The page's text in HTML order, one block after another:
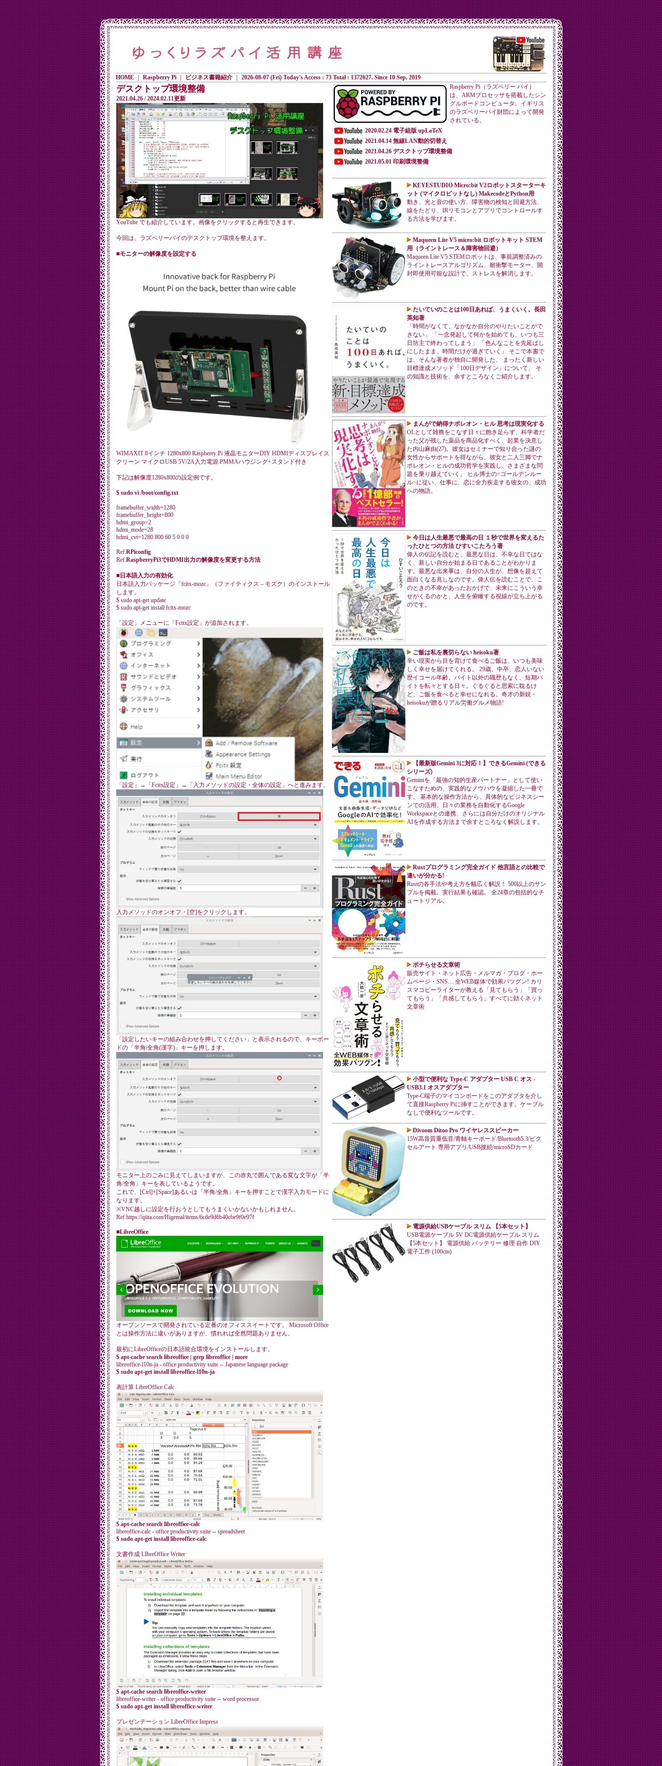
HOME｜ Raspberry Pi｜ ビジネス書籍紹介｜ 2026-08-07 (Fri) Today's Access : 73 Total : 1372627. Since 10 Sep. 2019
デスクトップ環境整備
2021.04.26 / 2024.02.11更新
YouTube でも紹介しています。画像をクリックすると再生できます。
今回は、ラズベリーパイのデスクトップ環境を整えます。
■モニターの解像度を設定する
WIMAXIT 8インチ 1280x800 Raspberry Pi 液晶モニターDIY HDMIディスプレイス
クリーン マイクロUSB 5V/2A入力電源 PMMAハウジング+スタンド付き
下記は解像度1280x800の設定例です。
$ sudo vi /boot/config.txt
framebuffer_width=1280
framebuffer_height=800
hdmi_group=2
hdmi_mode=28
hdmi_cvt=1280 800 60 5 0 0 0
Ref.RPiconfig
Ref.RaspberryPi3でHDMI出力の解像度を変更する方法
■日本語入力の有効化
日本語入力パッケージ「fcitx-mozc」（ファイティクス – モズク）のインストール
します。
$ sudo apt-get update
$ sudo apt-get install fcitx-mozc
「設定」メニューに「Fcitx設定」が追加されます。
「設定」→「Fcitx設定」→「入力メソッドの設定・全体の設定」へと進みます。
入力メソッドのオンオフ・[空]をクリックします。
「設定したいキーの組み合わせを押してください」と表示されるので、キーボー
ドの「半角/全角(漢字)」キーを押します。
モニター上のごみに見えてしまいますが、この赤丸で囲んである変な文字が「半
角/全角」キーを表しているようです。
これで、[Ctrl]+[Space]あるいは「半角/全角」キーを押すことで漢字入力モードに
なります。
※VNC越しに設定を行おうとしてもうまくいかないかもしれません。
Ref.https://qiita.com/Higemal/items/6cde9d6b40cbe9f0e97f
■LibreOffice
オープンソースで開発されている定番のオフィススイートです。 Microsoft Office
とは操作方法に違いがありますが、慣れれば全然問題ありません。
最初にLibreOfficeの日本語統合環境をインストールします。
$ apt-cache search libreoffice | grep libreoffice | more
libreoffice-l10n-ja - office productivity suite -- Japanese language package
$ sudo apt-get install libreoffice-l10n-ja
表計算 LibreOffice Calc
$ apt-cache search libreoffice-calc
libreoffice-calc - office productivity suite -- spreadsheet
$ sudo apt-get install libreoffice-calc
文書作成 LIbreOffice Writer
$ apt-cache search libreoffice-writer
libreoffice-writer - office productivity suite -- word processor
$ sudo apt-get install libreoffice-writer
プレゼンテーション LibreOffice Impress
Raspberry Pi（ラズベリー パイ）
は、ARMプロセッサを搭載したシン
グルボードコンピュータ。イギリス
のラズベリーパイ財団によって開発
されている。
2020.02.24 電子組版 upLaTeX
2021.04.14 無線LAN動的切替え
2021.04.26 デスクトップ環境整備
2021.05.01 印刷環境整備
KEYESTUDIO Micro:bit V2ロボットスターターキ
ット (マイクロビットなし) MakecodeとPython用
動き、光と音の使い方、障害物の検知と回避方法、
線をたどり、IRリモコンとアプリでコントロールす
る方法を学びます。
Maqueen Lite V5 micro:bit ロボットキット STEM
用（ライントレース＆障害物回避）
Maqueen Lite V5 STEMロボットは、事前調整済みの
ライントレースアルゴリズム、耐衝撃モーター、開
封即使用可能な設計で、ストレスを解消します。
たいていのことは100日あれば、うまくいく。長田
英知著
「時間がなくて、なかなか自分のやりたいことがで
きない」 「一念発起して何かを始めても、いつも三
日坊主で終わってしまう」 「色んなことを先延ばし
にしたまま、時間だけが過ぎていく」 そこで本書で
は、そんな著者が独自に開発した、 まったく新しい
目標達成メソッド「100日デザイン」について、 そ
の知識と技術を、余すところなくご紹介します。
まんがで納得ナポレオン・ヒル 思考は現実化する
OLとして雑務をこなす日々に飽き足らず、科学者だ
った父が残した薬品を商品化すべく、起業を決意し
た内山麻由(27)。彼女はセミナーで知り合った謎の
女性からサポートを得ながら、彼女と二人三脚でナ
ポレオン・ヒルの成功哲学を実践し、さまざまな問
題を乗り越えていく。 ヒル博士の<ゴールデンルー
ル>に従い、仕事に、恋に全力疾走する彼女の、成功
への物語。
今日は人生最悪で最高の日 １秒で世界を変えるた
ったひとつの方法 ひすいこたろう著
偉人の伝記を読むと、最悪な日は、不幸な日ではな
く、新しい自分が始まる日であることがわかりま
す。最悪な出来事は、自分の人生が、想像を超えて
面白くなる兆しなのです。偉人伝を読むことで、こ
のときの不幸があったおかげで、未来にこういう幸
せがくるのかと、人生を俯瞰する視線が立ち上がる
のです。
ご飯は私を裏切らない heisoku著
辛い現実から目を背けて食べるご飯は、いつも美味
しく幸せを届けてくれる。 29歳、中卒、恋人いない
歴イコール年齢。バイト以外の職歴もなく、短期バ
イトを転々とする日々。ぐるぐると思索に耽るけ
ど、ご飯を食べると幸せになれる。奇才の新鋭・
heisokuが贈るリアル労働グルメ物語!
【最新版Gemini 3に対応！】できるGemini (できる
シリーズ)
Geminiを「最強の知的生産パートナー」として使い
こなすための、実践的なノウハウを凝縮した一冊で
す。 基本的な操作方法から、具体的なビジネスシー
ンでの活用、日々の業務を自動化するGoogle
Workspaceとの連携、さらには自分だけのオリジナル
AIを作成する方法まで余すところなく解説します。
Rustプログラミング完全ガイド 他言語との比較で
違いが分かる!
Rustの各手法や考え方を幅広く解説！ 500以上のサン
プルを掲載。実行結果も確認。 全24章の包括的なチ
ュートリアル。
ポチらせる文章術
販売サイト・ネット広告・メルマガ・ブログ・ホー
ムページ・SNS… 全WEB媒体で効果バツグン! カリ
スマコピーライターが教える「見てもらう」「買っ
てもらう」「共感してもらう」すべてに効くネット
文章術
小型で便利な Type-C アダプター USB C オス -
USB3.1 オスアダプター
Type-C端子のマイコンボードをこのアダプタを介し
て直接Raspberry Piに挿すことができます。ケーブル
なしで便利なツールです。
Divoom Ditoo Pro ワイヤレススピーカー
15W高音質重低音/青軸キーボード/Bluetooth5.3/ピク
セルアート 専用アプリ/USB接続/microSDカード
電源供給USBケーブル スリム 【5本セット】
USB電源ケーブル 5V DC電源供給ケーブル スリム
【5本セット】 電源供給 バッテリー 修理 自作 DIY
電子工作 (100cm)